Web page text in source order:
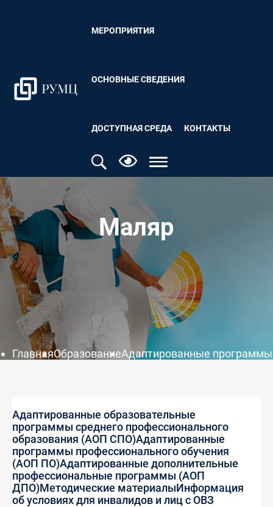
МЕРОПРИЯТИЯ
ОСНОВНЫЕ СВЕДЕНИЯ
ДОСТУПНАЯ СРЕДА КОНТАКТЫ
Маляр
ГлавнаяОбразованиеАдаптированные
Адаптированные образовательные
программы среднего профессионального
образования (АОП СПО)Адаптированные
программы профессионального обучения
(АОП ПО)Адаптированные дополнительные
профессиональные программы (АОП
ДПО)Методические материалыИнформация
об условиях для инвалидов и лиц с ОВЗ